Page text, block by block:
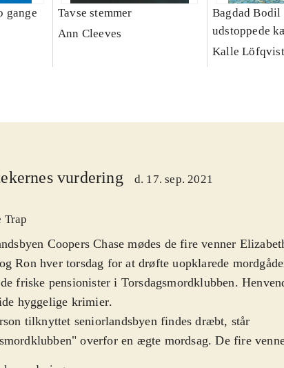
gange
Tavse stemmer
Ann Cleeves
Bagdad Bodil
udstoppede
Kalle Löfqvist
vurdering d. 17. sep. 2021
Trap
Coopers Chase mødes de fire venner
Ron hver torsdag for at drøfte uopklarede
friske pensionister i Torsdagsmordklubben.
hyggelige krimier.
tilknyttet seniorlandsbyen findes dræbt, står
overfor en ægte mordsag. De fire